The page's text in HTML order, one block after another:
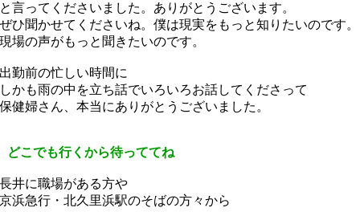
言ってくださいました。ありがとうございます。
ひ聞かせてくださいね。僕は現実をもっと知りたいのです。
場の声がもっと聞きたいのです。
勤前の忙しい時間に
かも雨の中を立ち話でいろいろお話してくださって
健婦さん、本当にありがとうございました。
こでも行くから待っててね
井に職場がある方や
浜急行・北久里浜駅のそばの方々から